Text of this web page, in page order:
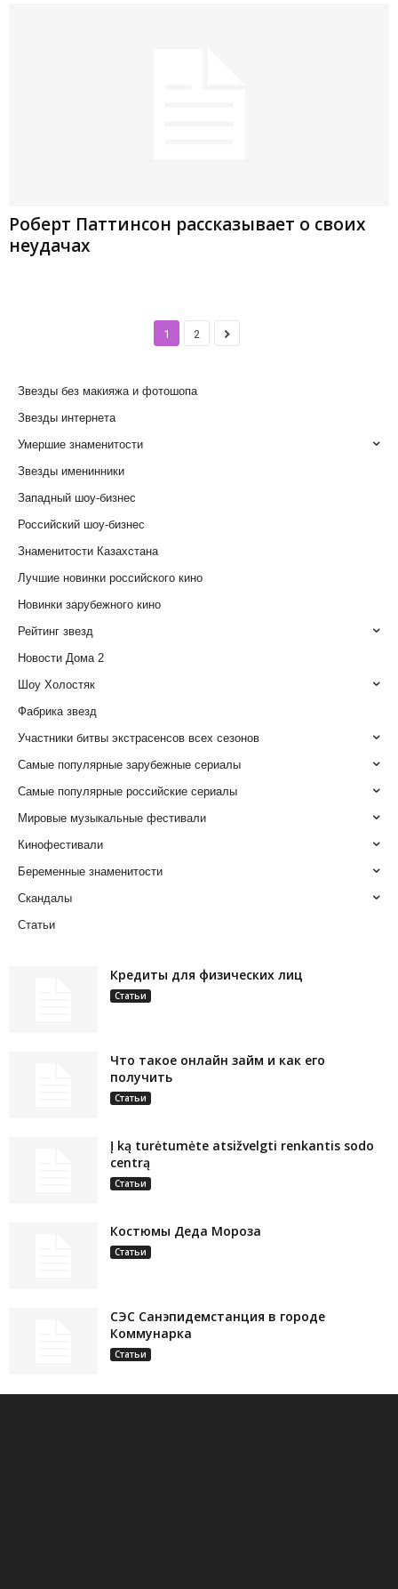
Роберт Паттинсон рассказывает о своих
неудачах
1 2
Звезды без макияжа и фотошопа
Звезды интернета
Умершие знаменитости
Звезды именинники
Западный шоу-бизнес
Российский шоу-бизнес
Знаменитости Казахстана
Лучшие новинки российского кино
Новинки зарубежного кино
Рейтинг звезд
Новости Дома 2
Шоу Холостяк
Фабрика звезд
Участники битвы экстрасенсов всех сезонов
Самые популярные зарубежные сериалы
Самые популярные российские сериалы
Мировые музыкальные фестивали
Кинофестивали
Беременные знаменитости
Скандалы
Статьи
Кредиты для физических лиц
Статьи
Что такое онлайн займ и как его
получить
Статьи
Į ką turėtumėte atsižvelgti renkantis sodo
centrą
Статьи
Костюмы Деда Мороза
Статьи
СЭС Санэпидемстанция в городе
Коммунарка
Статьи